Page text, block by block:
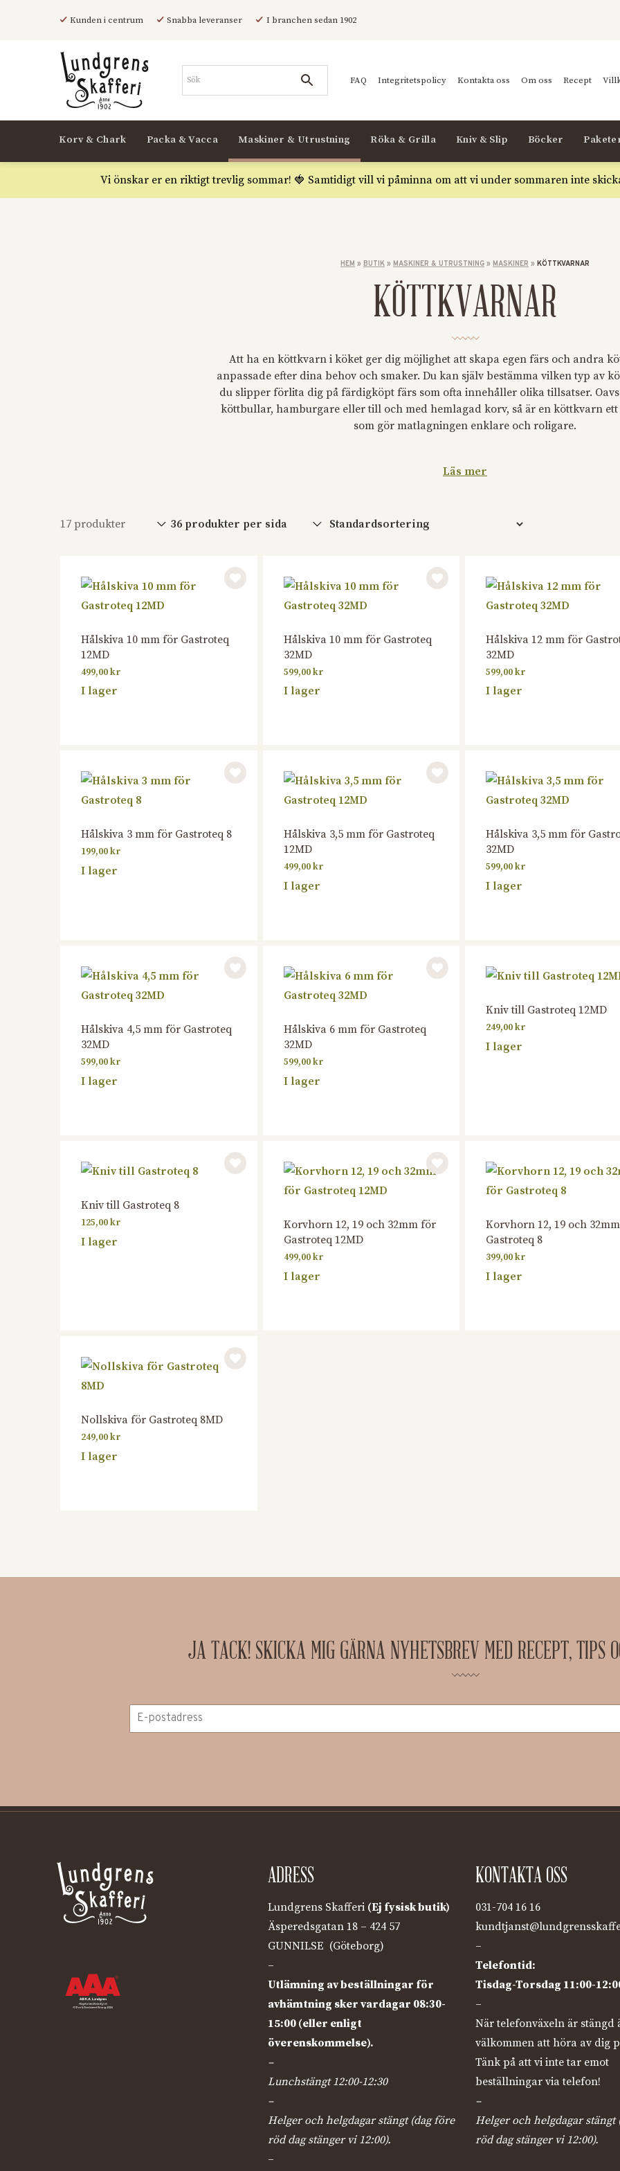
Kunden i centrum Snabba leveranser I branchen sedan 1902
FAQ Integritetspolicy Kontakta oss Om oss Recept
Korv & Chark Packa & Vacca Maskiner & Utrustning Röka & Grilla Kniv & Slip Böcker
Vi önskar er en riktigt trevlig sommar! 🍓 Samtidigt vill vi påminna om att vi under sommaren inte
HEM » BUTIK » MASKINER & UTRUSTNING » MASKINER » KÖTTKVARNAR
KÖTTKVARNAR
Att ha en köttkvarn i köket ger dig möjlighet att skapa egen färs och andra
anpassade efter dina behov och smaker. Du kan själv bestämma vilken typ av
du slipper förlita dig på färdigköpt färs som ofta innehåller olika tillsatser.
köttbullar, hamburgare eller till och med hemlagad korv, så är en köttkvarn
som gör matlagningen enklare och roligare.
Läs mer
17 produkter
Hålskiva 10 mm för Gastroteq
12MD
499,00kr
I lager
Hålskiva 10 mm för Gastroteq
32MD
599,00kr
I lager
Hålskiva 12 mm för
32MD
599,00kr
I lager
Hålskiva 3 mm för Gastroteq 8
199,00kr
I lager
Hålskiva 3,5 mm för Gastroteq
12MD
499,00kr
I lager
Hålskiva 3,5 mm för
32MD
599,00kr
I lager
Hålskiva 4,5 mm för Gastroteq
32MD
599,00kr
I lager
Hålskiva 6 mm för Gastroteq
32MD
599,00kr
I lager
Kniv till Gastroteq 12MD
249,00kr
I lager
Kniv till Gastroteq 8
125,00kr
I lager
Korvhorn 12, 19 och 32mm för
Gastroteq 12MD
499,00kr
I lager
Korvhorn 12, 19 och
Gastroteq 8
399,00kr
I lager
Nollskiva för Gastroteq 8MD
249,00kr
I lager
JA TACK! SKICKA MIG GÄRNA NYHETSBREV MED RECEPT, TIPS
ADRESS
Lundgrens Skafferi (Ej fysisk butik)
Äsperedsgatan 18 – 424 57
GUNNILSE (Göteborg)
–
Utlämning av beställningar för
avhämtning sker vardagar 08:30-
15:00 (eller enligt
överenskommelse).
–
Lunchstängt 12:00-12:30
–
Helger och helgdagar stängt (dag före
röd dag stänger vi 12:00).
–
KONTAKTA OSS
031-704 16 16
–
Telefontid:
Tisdag-Torsdag 11:00-
–
När telefonväxeln är stängd
välkommen att höra av dig
Tänk på att vi inte tar emot
beställningar via telefon!
–
Helger och helgdagar stängt
röd dag stänger vi 12:00).